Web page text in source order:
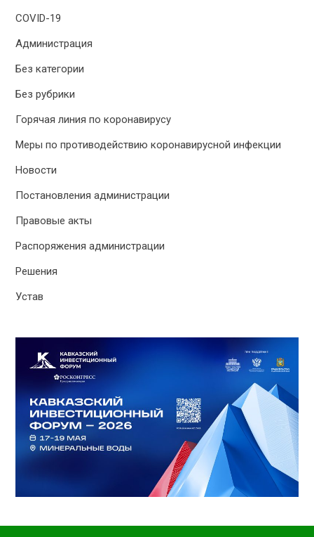
COVID-19
Администрация
Без категории
Без рубрики
Горячая линия по коронавирусу
Меры по противодействию коронавирусной инфекции
Новости
Постановления администрации
Правовые акты
Распоряжения администрации
Решения
Устав